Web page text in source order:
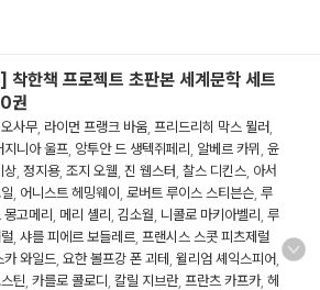
착한책 프로젝트 초판본 세계문학 세트
권
사무 라이먼 프랭크 바움 프리드리히 막스 뮐러
지니아 울프 앙투안 드 생텍쥐페리 알베르 카뮈 윤
상 정지용, 조지 오웰 진 웹스터 찰스 디킨스 아서
어니스트 헤밍웨이 로버트 루이스 스티븐슨 루
고메리
메리 셸리 김소월 니콜로 마키아벨리 루
샤를 피에르 보들레르 프랜시스 스콧 피츠제럴
카 와일드 요한 볼프강 폰 괴테 윌리엄 셰익스피어
틴 카를로 콜로디 칼릴 지브란, 프란츠 카프카, 헤